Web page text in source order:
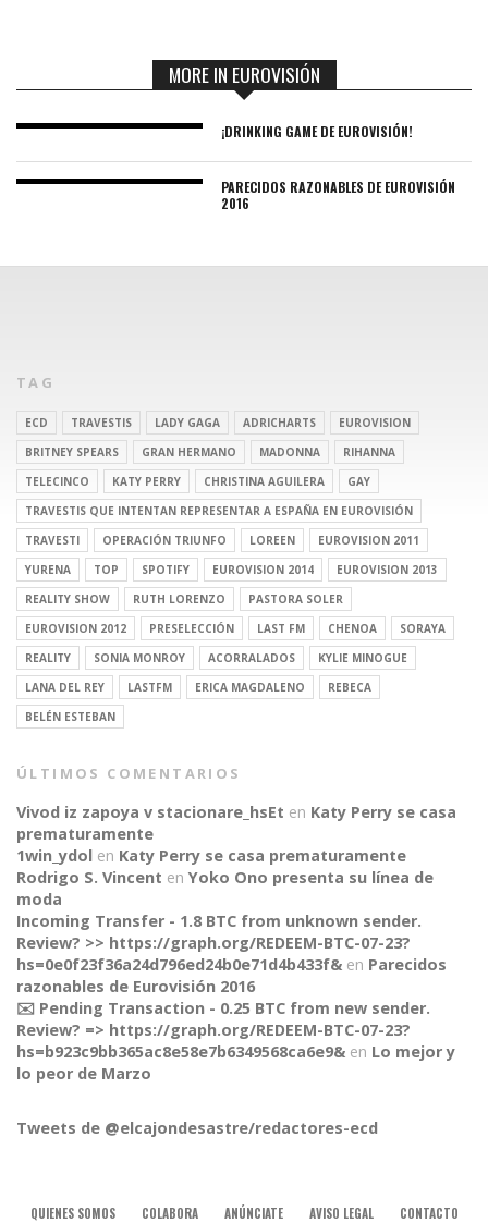
CONNECT
MORE IN EUROVISIÓN
¡DRINKING GAME DE EUROVISIÓN!
PARECIDOS RAZONABLES DE EUROVISIÓN
2016
TAG
ECD TRAVESTIS LADY GAGA ADRICHARTS
EUROVISION
BRITNEY SPEARS
GRAN HERMANO MADONNA
RIHANNA
TELECINCO
KATY PERRY CHRISTINA AGUILERA
GAY
TRAVESTIS QUE INTENTAN REPRESENTAR A ESPAÑA EN EUROVISIÓN
TRAVESTI
OPERACIÓN TRIUNFO LOREEN
EUROVISION 2011
YURENA
TOP SPOTIFY EUROVISION 2014
EUROVISION 2013
REALITY SHOW
RUTH LORENZO
PASTORA SOLER
EUROVISION 2012
PRESELECCIÓN LAST FM CHENOA
SORAYA
REALITY
SONIA MONROY ACORRALADOS
KYLIE MINOGUE
LANA DEL REY
LASTFM ERICA MAGDALENO
REBECA
BELÉN ESTEBAN
ÚLTIMOS COMENTARIOS
Vivod iz zapoya v stacionare_hsEt en Katy Perry se casa
prematuramente
1win_ydol en Katy Perry se casa prematuramente
Rodrigo S. Vincent en Yoko Ono presenta su línea de
moda
Incoming Transfer - 1.8 BTC from unknown sender.
Review? >> https://graph.org/REDEEM-BTC-07-23?
hs=0e0f23f36a24d796ed24b0e71d4b433f& en Parecidos
razonables de Eurovisión 2016
✉️ Pending Transaction - 0.25 BTC from new sender.
Review? => https://graph.org/REDEEM-BTC-07-23?
hs=b923c9bb365ac8e58e7b6349568ca6e9& en Lo mejor y
lo peor de Marzo
Tweets de @elcajondesastre/redactores-ecd
QUIENES SOMOS COLABORA ANÚNCIATE AVISO LEGAL CONTACTO